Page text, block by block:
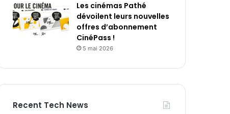
Les cinémas Pathé
dévoilent leurs nouvelles
offres d’abonnement
CinéPass !
5 mai 2026
Recent Tech News